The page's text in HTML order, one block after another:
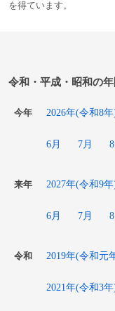
を得ています。
令和・平成・昭和の
今年 2026年(令和8年
6月 7月
来年 2027年(令和9年
6月 7月
令和 2019年(令和元
2021年(令和3年